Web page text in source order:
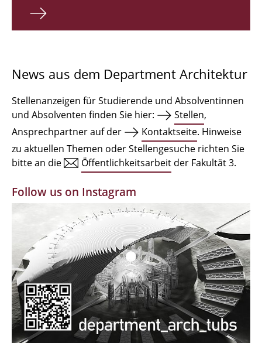
Master Architektur
Qualifikationsprofil
Institute
Einrichtungen
Zeichensäle
MBW | Modellbauwerkstatt
Alumni | cloud club
Dokumente und Downloads
News aus dem Department Architektur
Stellenanzeigen für Studierende und Absolventinnen
und Absolventen finden Sie hier:
Stellen,
Ansprechpartner auf der
Kontaktseite. Hinweise
zu aktuellen Themen oder Stellengesuche richten Sie
bitte an die
Öffentlichkeitsarbeit der Fakultät 3.
Follow us on Instagram